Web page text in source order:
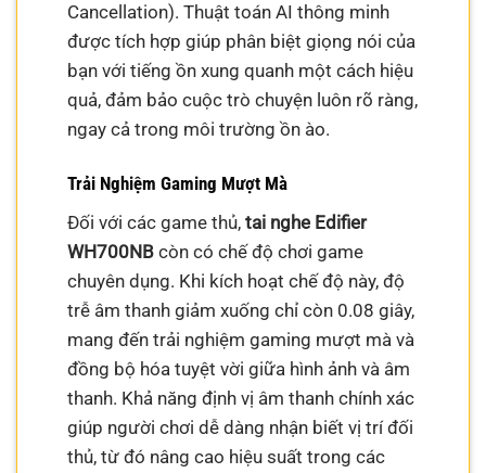
Cancellation). Thuật toán AI thông minh
được tích hợp giúp phân biệt giọng nói của
bạn với tiếng ồn xung quanh một cách hiệu
quả, đảm bảo cuộc trò chuyện luôn rõ ràng,
ngay cả trong môi trường ồn ào.
Trải Nghiệm Gaming Mượt Mà
Đối với các game thủ,tai nghe Edifier
WH700NB còn có chế độ chơi game
chuyên dụng. Khi kích hoạt chế độ này, độ
trễ âm thanh giảm xuống chỉ còn 0.08 giây,
mang đến trải nghiệm gaming mượt mà và
đồng bộ hóa tuyệt vời giữa hình ảnh và âm
thanh. Khả năng định vị âm thanh chính xác
giúp người chơi dễ dàng nhận biết vị trí đối
thủ, từ đó nâng cao hiệu suất trong các